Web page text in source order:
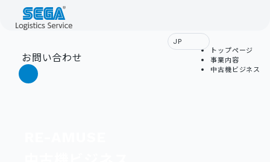
JP
お問い合わせ
トップページ
事業内容
中古機ビジネス